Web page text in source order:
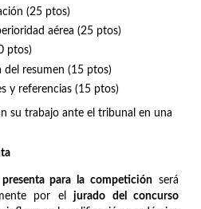
(25 ptos)
aérea (25 ptos)
ptos)
resumen (15 ptos)
y referencias (15 ptos)
su trabajo ante el tribunal en una
para la competición será
por el jurado del concurso